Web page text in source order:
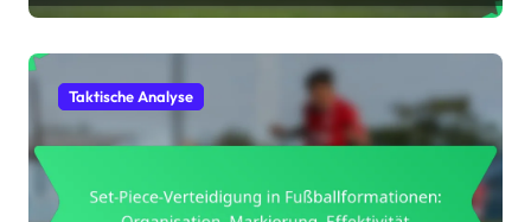
Abdeckung, Interception,
Unterstützung
Taktische Analyse